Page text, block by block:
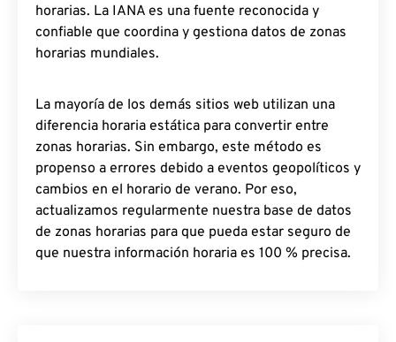
horarias. La IANA es una fuente reconocida y
confiable que coordina y gestiona datos de zonas
horarias mundiales.
La mayoría de los demás sitios web utilizan una
diferencia horaria estática para convertir entre
zonas horarias. Sin embargo, este método es
propenso a errores debido a eventos geopolíticos y
cambios en el horario de verano. Por eso,
actualizamos regularmente nuestra base de datos
de zonas horarias para que pueda estar seguro de
que nuestra información horaria es 100 % precisa.